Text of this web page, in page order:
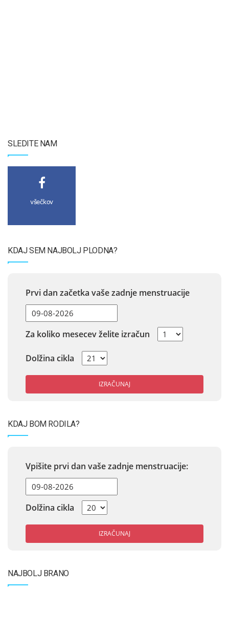
SLEDITE NAM
všečkov
KDAJ SEM NAJBOLJ PLODNA?
Prvi dan začetka vaše zadnje menstruacije
Za koliko mesecev želite izračun
Dolžina cikla
IZRAČUNAJ
KDAJ BOM RODILA?
Vpišite prvi dan vaše zadnje menstruacije:
Dolžina cikla
IZRAČUNAJ
NAJBOLJ BRANO